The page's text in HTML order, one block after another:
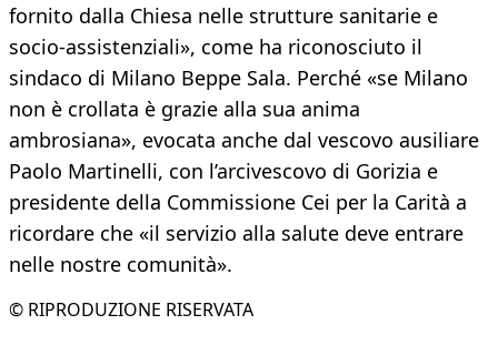
fornito dalla Chiesa nelle strutture sanitarie e
socio-assistenziali», come ha riconosciuto il
sindaco di Milano Beppe Sala. Perché «se Milano
non è crollata è grazie alla sua anima
ambrosiana», evocata anche dal vescovo ausiliare
Paolo Martinelli, con l’arcivescovo di Gorizia e
presidente della Commissione Cei per la Carità a
ricordare che «il servizio alla salute deve entrare
nelle nostre comunità».
© RIPRODUZIONE RISERVATA